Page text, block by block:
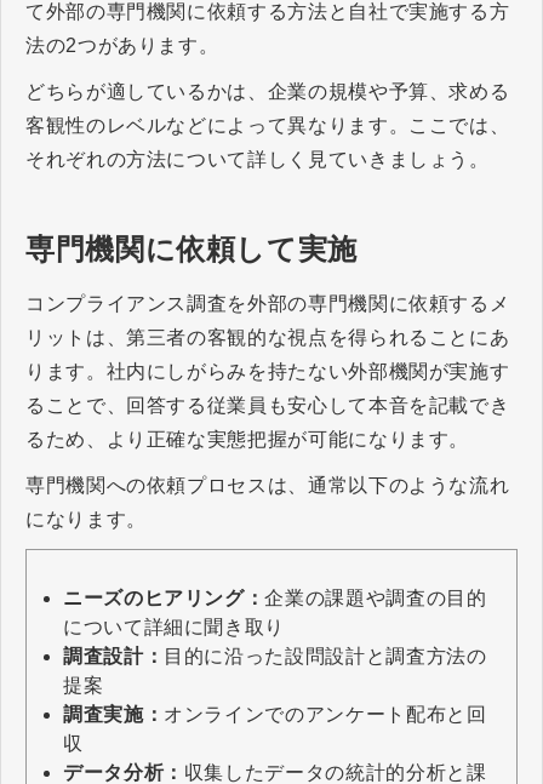
て外部の専門機関に依頼する方法と自社で実施する方
法の2つがあります。
どちらが適しているかは、企業の規模や予算、求める
客観性のレベルなどによって異なります。ここでは、
それぞれの方法について詳しく見ていきましょう。
専門機関に依頼して実施
コンプライアンス調査を外部の専門機関に依頼するメ
リットは、第三者の客観的な視点を得られることにあ
ります。社内にしがらみを持たない外部機関が実施す
ることで、回答する従業員も安心して本音を記載でき
るため、より正確な実態把握が可能になります。
専門機関への依頼プロセスは、通常以下のような流れ
になります。
ニーズのヒアリング：企業の課題や調査の目的
について詳細に聞き取り
調査設計： 目的に沿った設問設計と調査方法の
提案
調査実施： オンラインでのアンケート配布と回
収
データ分析： 収集したデータの統計的分析と課